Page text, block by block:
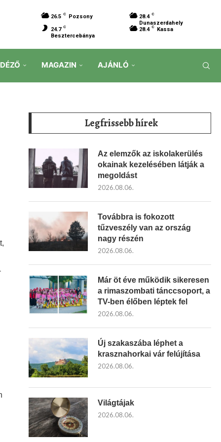
26.5 C Pozsony 28.4 C
Dunaszerdahely
24.7 C
Besztercebánya
28.4 C Kassa
MAGAZIN AJÁNLÓ
Legfrissebb hírek
Az elemzők az iskolakerülés
okainak kezelésében látják a
megoldást
2026.08.06.
Továbbra is fokozott
tűzveszély van az ország
nagy részén
2026.08.06.
Már öt éve működik sikeresen
a rimaszombati tánccsoport, a
TV-ben élőben léptek fel
2026.08.06.
Új szakaszába léphet a
krasznahorkai vár felújítása
2026.08.06.
Világtájak
2026.08.06.